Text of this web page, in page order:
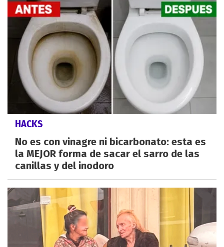
HACKS
No es con vinagre ni bicarbonato: esta es
la MEJOR forma de sacar el sarro de las
canillas y del inodoro